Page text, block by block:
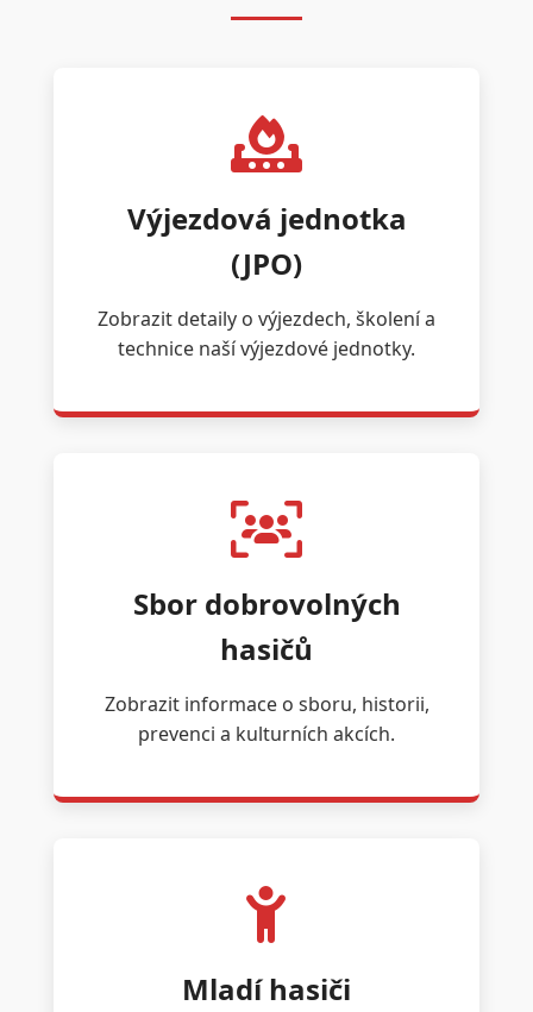
Výjezdová jednotka
(JPO)
Zobrazit detaily o výjezdech, školení a
technice naší výjezdové jednotky.
Sbor dobrovolných
hasičů
Zobrazit informace o sboru, historii,
prevenci a kulturních akcích.
Mladí hasiči